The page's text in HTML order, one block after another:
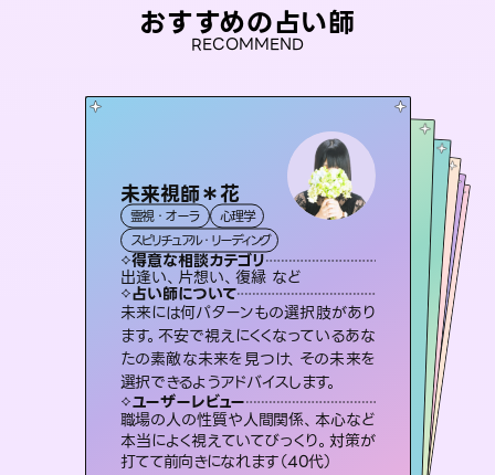
おすすめの占い師
RECOMMEND
未来視師＊花
霊視・オーラ
心理学
スピリチュアル・リーディング
得意な相談カテゴリ
出逢い、片想い、復縁 など
占い師について
未来には何パターンもの選択肢があり
ます。不安で視えにくくなっているあな
たの素敵な未来を見つけ、その未来を
選択できるようアドバイスします。
ユーザーレビュー
職場の人の性質や人間関係、本心など
本当によく視えていてびっくり。対策が
打てて前向きになれます（40代）
セラピスト理恵
霊視・オーラ タロット
スピリチュアル・リーディング
得意な相談カテゴリ
片想い、二人の未来、年の差 など
占い師について
連絡再開、復縁、成就などの報告実績
多数。セラピストとして2万超の施術経
験があるからこそできる鑑定で、より良
い未来をサポートします。
ユーザーレビュー
とても心温まる鑑定でした。しかもこち
らは何も言っていないのに視えていらっ
しゃるんだなと驚きです（30代女性）
彗望（すいぼう
霊視・オーラ
スピリチュアル・リーディング
得意な相談カテゴリ
片想い、あの人の気持ち、復縁 など
占い師について
3,700年以上の歴史を持つ東洋最古の
占術「易占」で詳細まで占い、幸せへ向
かう道筋を示します。厳しい結果にも具
体的な対策をお伝えします。
ユーザーレビュー
複雑な背景もしっかり聞いて鑑定して
いただけました。気持ちが楽になりまし
た（50代 女性）
おう 霊感オラクル
霊視・オーラ
オラクルカード
得意な相談カテゴリ
恋愛総合、あの人の気持ち など
占い師について
霊視×オラクルカードを使って「今」と「未来」そして「気になるあの人の気持ち」まで丁寧に読み解き、恋や人生のヒントを優しく引き出します。
ユーザーレビュー
不安な気持ちが嘘みたいに晴れまし
た…！よく視えていらっしゃるんだなと
感じました（40代 女性）
アイリス -iris-
西洋占星術
ルーン
得意な相談カテゴリ
恋愛総合、片想い、二人の未来 など
占い師について
復縁、恋愛、不倫の行方、同性愛や片
思い、仕事関係や借金問題まで知りた
いことや心の負担になっていることを
紐解き、背中をそっと押して導きます。
ユーザーレビュー
安心感のあり、言い切ってくれる所や濁
さない鑑定のおかげで、毎回自分の気
持ちを整えられます（30代 男性）
桃源珠羽
霊視・オーラ タロット
スピリチュアル・リーディング
得意な相談カテゴリ
片想い、あの人の気持ち、復縁 など
占い師について
恋愛のお悩みの中でも特に「曖昧な関
係」の相談を得意としており、友達以上
恋人未満なお相手との今後や本音を丁
寧に読み解き恋愛成就へと導きます。
ユーザーレビュー
鑑定していただいてアドバイス通りに行
動すると仲が復活してきました。ありが
とうございました（40代 女性）